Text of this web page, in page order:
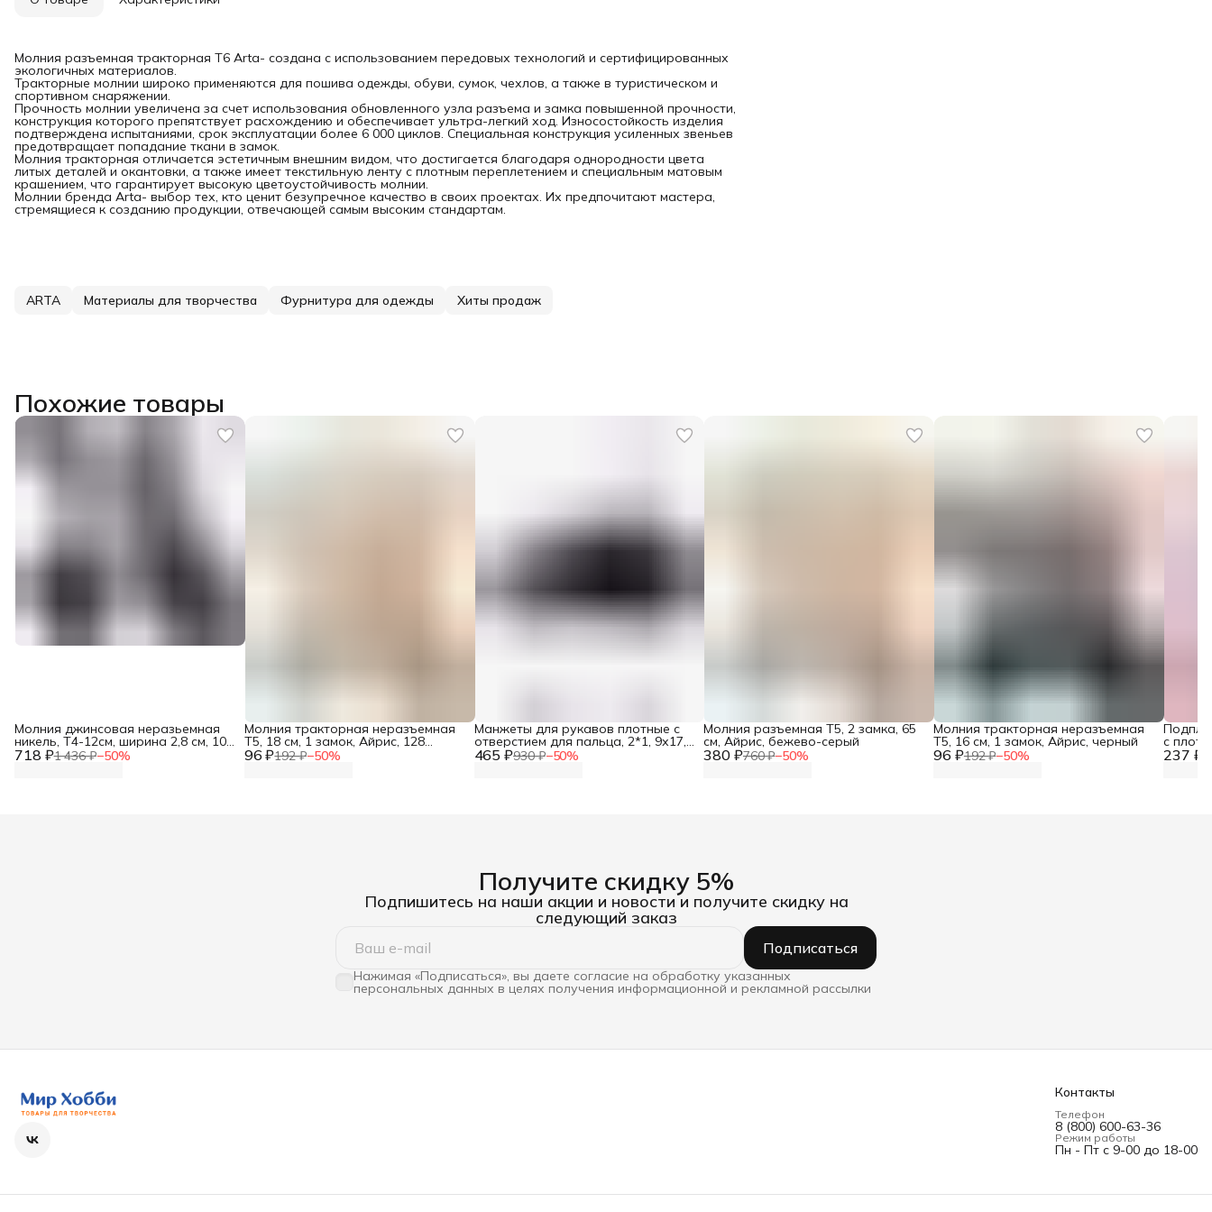
Молния разъемная тракторная T6 Arta- создана с использованием передовых технологий и сертифицированных
экологичных материалов.
Тракторные молнии широко применяются для пошива одежды, обуви, сумок, чехлов, а также в туристическом и
спортивном снаряжении.
Прочность молнии увеличена за счет использования обновленного узла разъема и замка повышенной прочности,
конструкция которого препятствует расхождению и обеспечивает ультра-легкий ход. Износостойкость изделия
подтверждена испытаниями, срок эксплуатации более 6 000 циклов. Специальная конструкция усиленных звеньев
предотвращает попадание ткани в замок.
Молния тракторная отличается эстетичным внешним видом, что достигается благодаря однородности цвета
литых деталей и окантовки, а также имеет текстильную ленту с плотным переплетением и специальным матовым
крашением, что гарантирует высокую цветоустойчивость молнии.
Молнии бренда Arta- выбор тех, кто ценит безупречное качество в своих проектах. Их предпочитают мастера,
стремящиеся к созданию продукции, отвечающей самым высоким стандартам.
ARTA Материалы для творчества Фурнитура для одежды Хиты продаж
Похожие товары
718 ₽1 436 ₽−50%
Молния джинсовая неразьемная
никель, Т4-12см, ширина 2,8 см, 10
шт/упак, Айрис 96 ₽192 ₽−50%
Молния тракторная неразъемная
Т5, 18 см, 1 замок, Айрис, 128
бежевый 465 ₽930 ₽−50%
Манжеты для рукавов плотные с
отверстием для пальца, 2*1, 9х17,5
см, Айрис, черный 380 ₽760 ₽−50%
Молния разъемная Т5, 2 замка, 65
см, Айрис, бежево-серый
96 ₽192 ₽−50%
Молния тракторная неразъемная
Т5, 16 см, 1 замок, Айрис, черный
237 ₽
с
лентой
Получите скидку 5%
Подпишитесь на наши акции и новости и получите скидку на
следующий заказ
Подписаться
Нажимая «Подписаться», вы даете согласие на обработку указанных
персональных данных в целях получения информационной и рекламной рассылки
Контакты
Телефон
8 (800) 600-63-36
Режим работы
Пн - Пт с 9-00 до 18-00